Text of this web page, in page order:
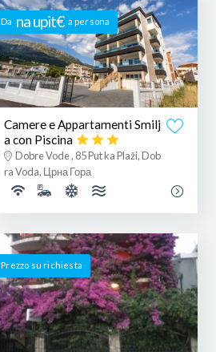
Da na upit€ a persona
Camere e Appartamenti Smilj
a con Piscina
Dobre Vode , 85 Put ka Plaži, Dob
ra Voda, Црна Гора
Prezzo su richiesta